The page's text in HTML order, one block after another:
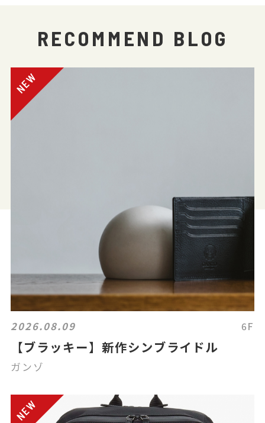
RECOMMEND BLOG
2026.08.09 6F
【ブラッキー】新作シンブライドル
ガンゾ